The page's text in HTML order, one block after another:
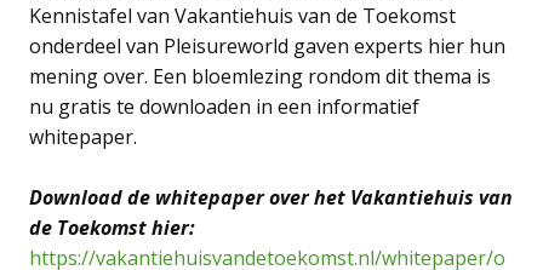
Kennistafel van Vakantiehuis van de Toekomst
onderdeel van Pleisureworld gaven experts hier hun
mening over. Een bloemlezing rondom dit thema is
nu gratis te downloaden in een informatief
whitepaper.
Download de whitepaper over het Vakantiehuis van
de Toekomst hier:
https://vakantiehuisvandetoekomst.nl/whitepaper/o